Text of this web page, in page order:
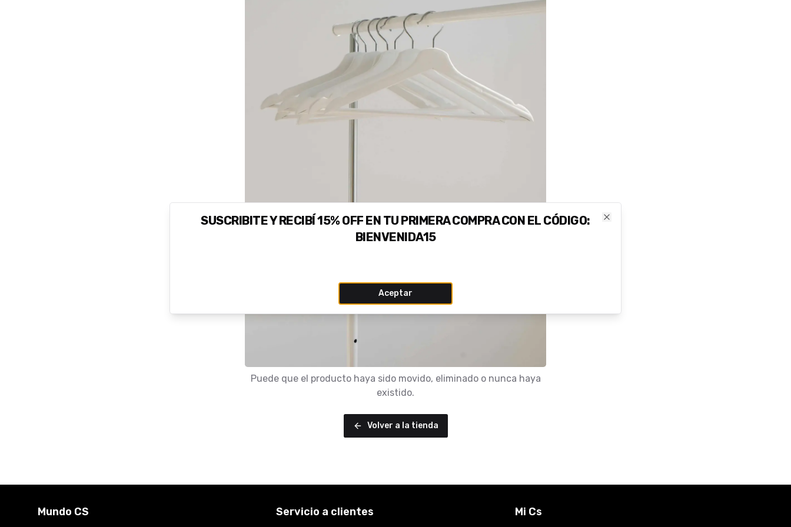
Puede que el producto haya sido movido, eliminado o nunca haya
existido.
Volver a la tienda
Mundo CS Servicio a clientes Mi Cs
SUSCRIBITE Y RECIBÍ 15% OFF EN TU PRIMERA COMPRA CON EL CÓDIGO:
BIENVENIDA15
Aceptar